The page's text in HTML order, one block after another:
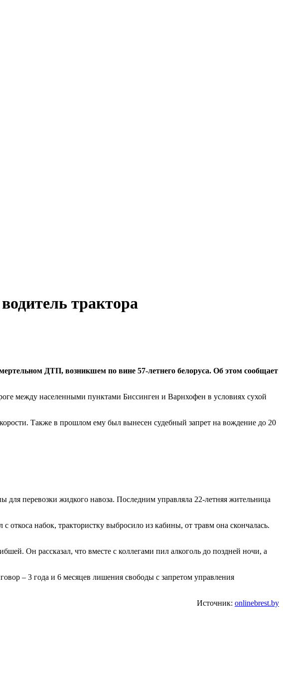
трактора
ДТП, возникшем по вине 57-летнего белоруса. Об этом сообщает
между населенными пунктами Биссинген и Варнхофен в условиях сухой
Также в прошлом ему был вынесен судебный запрет на вождение до 20
перевозки жидкого навоза. Последним управляла 22-летняя жительница
откоса набок, трактористку выбросило из кабины, от травм она скончалась.
Он рассказал, что вместе с коллегами пил алкоголь до поздней ночи, а
– 3 года и 6 месяцев лишения свободы с запретом управления
Источник: onlinebrest.by